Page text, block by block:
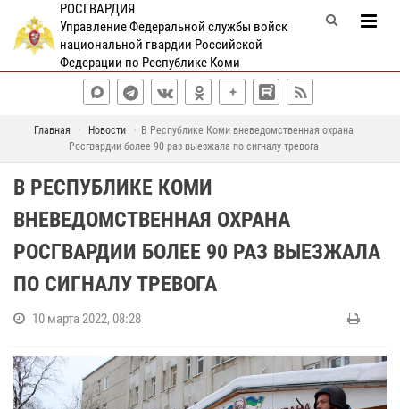
РОСГВАРДИЯ
Управление Федеральной службы войск
национальной гвардии Российской
Федерации по Республике Коми
Главная Новости
В Республике Коми вневедомственная охрана
Росгвардии более 90 раз выезжала по сигналу тревога
В РЕСПУБЛИКЕ КОМИ
ВНЕВЕДОМСТВЕННАЯ ОХРАНА
РОСГВАРДИИ БОЛЕЕ 90 РАЗ ВЫЕЗЖАЛА
ПО СИГНАЛУ ТРЕВОГА
10 марта 2022, 08:28